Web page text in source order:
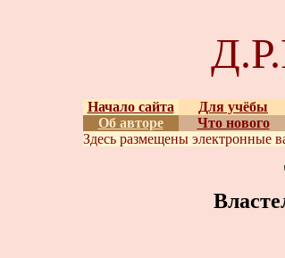
Начало сайта Для учёбы
Об авторе
Что нового
Здесь размещены электронные